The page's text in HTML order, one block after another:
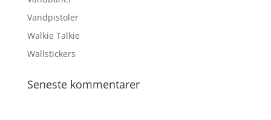
Vandpistoler
Walkie Talkie
Wallstickers
Seneste kommentarer